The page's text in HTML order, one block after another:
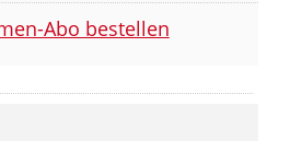
Abo bestellen